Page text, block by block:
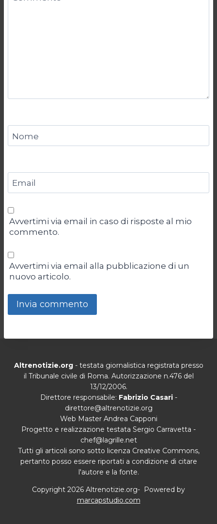
Nome
Email
Avvertimi via email in caso di risposte al mio
commento.
Avvertimi via email alla pubblicazione di un
nuovo articolo.
Altrenotizie.org- testata giornalistica registrata presso
il Tribunale civile di Roma. Autorizzazione n.476 del
13/12/2006.
Direttore responsabile: Fabrizio Casari-
direttore@altrenotizie.org
Web Master Andrea Capponi
Progetto e realizzazione testata Sergio Carravetta -
chef@lagrille.net
Tutti gli articoli sono sotto licenza Creative Commons,
pertanto posso essere riportati a condizione di citare
l'autore e la fonte.
Copyright 2026 Altrenotizie.org- Powered by
marcapstudio.com